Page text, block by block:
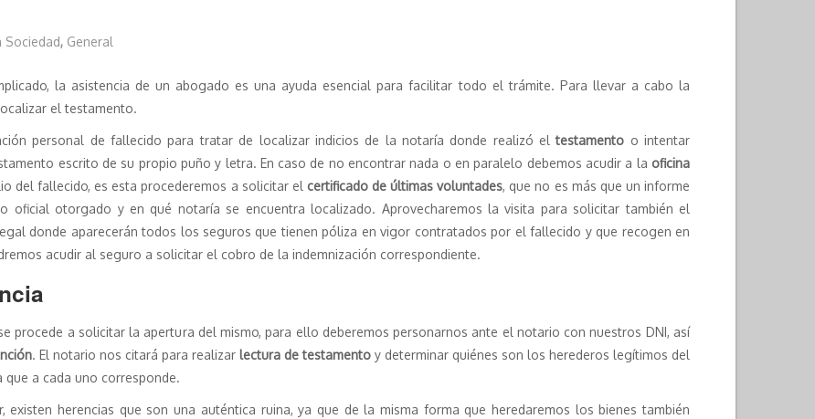
Sociedad, General
la asistencia de un abogado es una ayuda esencial para facilitar todo el trámite. Para llevar a cabo la
el testamento.
personal de fallecido para tratar de localizar indicios de la notaría donde realizó eltestamento o intentar
escrito de su propio puño y letra. En caso de no encontrar nada o en paralelo debemos acudir a laoficina
del fallecido, es esta procederemos a solicitar el certificado de últimas voluntades, que no es más que un informe
oficial otorgado y en qué notaría se encuentra localizado. Aprovecharemos la visita para solicitar también el
donde aparecerán todos los seguros que tienen póliza en vigor contratados por el fallecido y que recogen en
acudir al seguro a solicitar el cobro de la indemnización correspondiente.
procede a solicitar la apertura del mismo, para ello deberemos personarnos ante el notario con nuestros DNI, así
. El notario nos citará para realizar lectura de testamento y determinar quiénes son los herederos legítimos del
a cada uno corresponde.
existen herencias que son una auténtica ruina, ya que de la misma forma que heredaremos los bienes también